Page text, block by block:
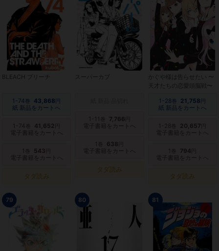
BLEACH ブリーチ
1-74巻 43,868 円
紙 新品をカートへ
1-74 巻 41,652
電子書籍をカートへ
1 巻 543
電子書籍をカートへ
タダ読み
スーパーカブ
1-11 巻 7,766
電子書籍をカートへ
1 巻 638
電子書籍をカートへ
タダ読み
かぐや様は告らせたい 〜
天才たちの恋愛頭脳戦〜
1-28巻 21,758 円
紙 新品をカートへ
1-28 巻 20,657
電子書籍をカートへ
1 巻 794
電子書籍をカートへ
タダ読み
79 80 81